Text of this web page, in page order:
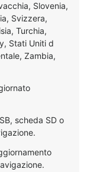
Slovenia,
Svizzera,
Turchia,
Stati Uniti d
Zambia,
scheda SD o